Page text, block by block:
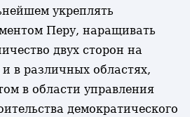
укреплять
Перу, наращивать
двух сторон на
в различных областях,
в области управления
демократического